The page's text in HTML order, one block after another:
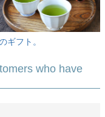
ギフト。
who have